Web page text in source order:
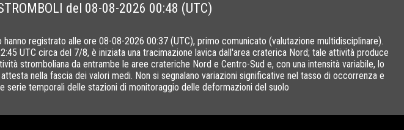
del 08-08-2026 00:48 (UTC)
registrato alle ore 08-08-2026 00:37 (UTC), primo comunicato (valutazione multidisciplinare).
UTC circa del 7/8, è iniziata una tracimazione lavica dall'area craterica Nord; tale attività produce
stromboliana da entrambe le aree crateriche Nord e Centro-Sud e, con una intensità variabile, lo
nella fascia dei valori medi. Non si segnalano variazioni significative nel tasso di occorrenza e
serie temporali delle stazioni di monitoraggio delle deformazioni del suolo